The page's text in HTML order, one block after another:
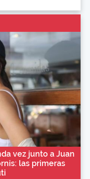
vez junto a Juan
las primeras